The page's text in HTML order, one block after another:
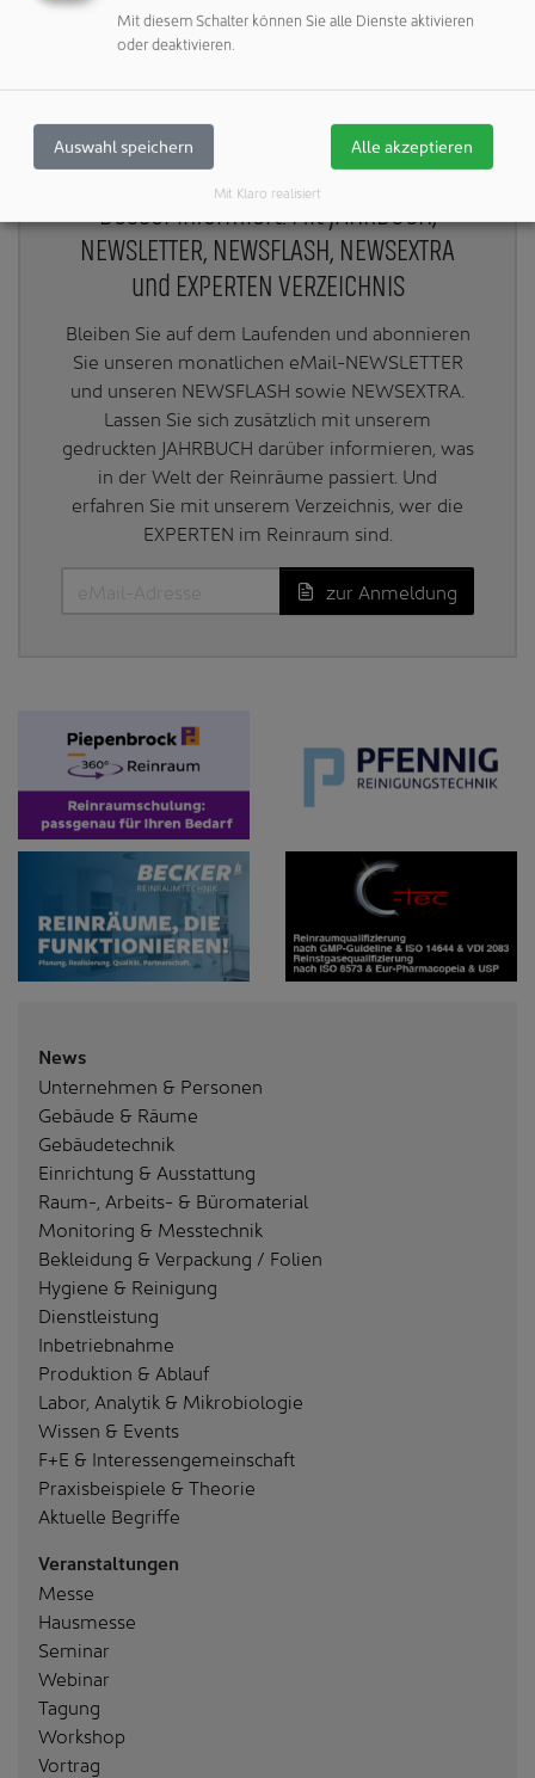
Teilen:
Blick in die NEWSLETTER
Besser informiert: Mit JAHRBUCH,
NEWSLETTER, NEWSFLASH, NEWSEXTRA
und EXPERTEN VERZEICHNIS
Bleiben Sie auf dem Laufenden und abonnieren
Sie unseren monatlichen eMail-NEWSLETTER
und unseren NEWSFLASH sowie NEWSEXTRA.
Lassen Sie sich zusätzlich mit unserem
gedruckten JAHRBUCH darüber informieren, was
in der Welt der Reinräume passiert. Und
erfahren Sie mit unserem Verzeichnis, wer die
EXPERTEN im Reinraum sind.
zur Anmeldung
News
Unternehmen & Personen
Gebäude & Räume
Gebäudetechnik
Einrichtung & Ausstattung
Raum-, Arbeits- & Büromaterial
Monitoring & Messtechnik
Bekleidung & Verpackung / Folien
Hygiene & Reinigung
Dienstleistung
Inbetriebnahme
Produktion & Ablauf
Labor, Analytik & Mikrobiologie
Wissen & Events
F+E & Interessengemeinschaft
Praxisbeispiele & Theorie
Aktuelle Begriffe
Veranstaltungen
Messe
Hausmesse
Seminar
Webinar
Tagung
Workshop
Vortrag
Mit diesem Schalter können Sie alle Dienste aktivieren
oder deaktivieren.
Auswahl speichern Alle akzeptieren
Mit Klaro realisiert